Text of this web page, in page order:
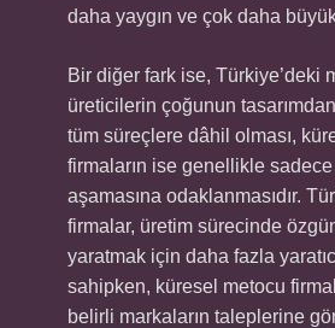
daha yaygın ve çok daha
Bir diğer fark ise, Türkiye’deki
üreticilerin çoğunun
tüm süreçlere dâhil olması,
firmaların ise genellikle
aşamasına odaklanmasıdır.
firmalar, üretim sürecinde
yaratmak için daha fazla
sahipken, küresel metocu
belirli markaların taleplerine